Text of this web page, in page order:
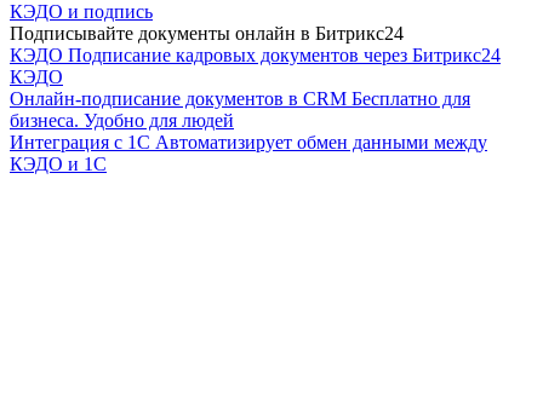
КЭДО и подпись
Подписывайте документы онлайн в Битрикс24
КЭДО Подписание кадровых документов через Битрикс24
КЭДО
Онлайн-подписание документов в CRM Бесплатно для
бизнеса. Удобно для людей
Интеграция с 1С Автоматизирует обмен данными между
КЭДО и 1С